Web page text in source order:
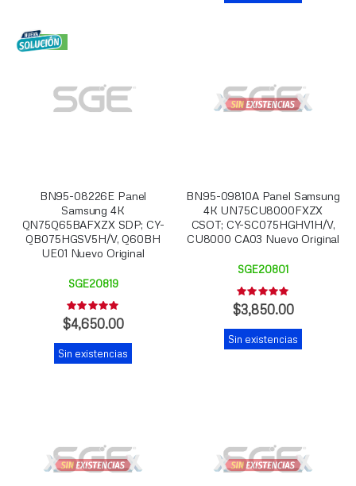
NUEVO
BN95-08226E Panel
Samsung 4K
QN75Q65BAFXZX SDP; CY-
QB075HGSV5H/V, Q60BH
UE01 Nuevo Original
SGE20819
Rating:
0%
$4,650.00
Sin existencias
BN95-09810A Panel Samsung
4K UN75CU8000FXZX
CSOT; CY-SC075HGHV1H/V,
CU8000 CA03 Nuevo Original
SGE20801
Rating:
0%
$3,850.00
Sin existencias